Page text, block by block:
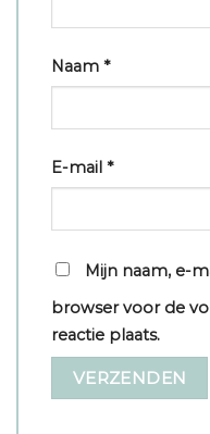
Naam *
E-mail *
Mijn naam, e-
browser voor de
reactie plaats.